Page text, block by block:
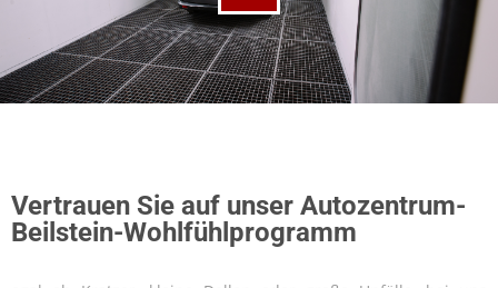
Vertrauen Sie auf unser Autozentrum-
Beilstein-Wohlfühlprogramm